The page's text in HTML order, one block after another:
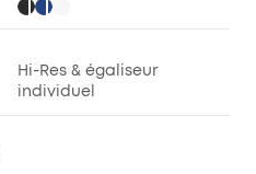
Hi-Res & égaliseur
individuel